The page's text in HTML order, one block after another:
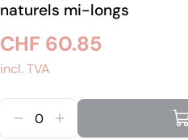
naturels mi-longs
Prix
habituel
CHF 60.85
incl. TVA
Diminuer La Quantité
Augmenter La